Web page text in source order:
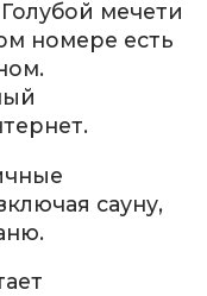
мечети
номере есть
сауну,